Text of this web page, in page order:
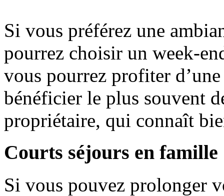
Si vous préférez une
pourrez choisir un week-
vous pourrez profiter
bénéficier le plus souvent
propriétaire, qui connaît
Courts séjours en famille
Si vous pouvez prolonger